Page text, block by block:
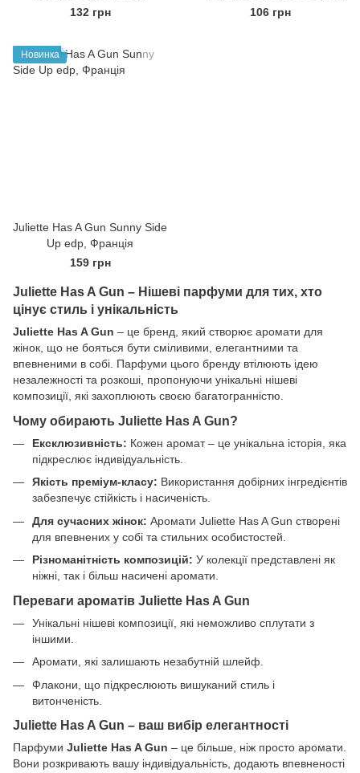
132 грн
Франція
106 грн
Новинка
Juliette Has A Gun Sunny Side
Up edp, Франція
159 грн
Juliette Has A Gun – Нішеві парфуми для тих, хто
цінує стиль і унікальність
Juliette Has A Gun – це бренд, який створює аромати для
жінок, що не бояться бути сміливими, елегантними та
впевненими в собі. Парфуми цього бренду втілюють ідею
незалежності та розкоші, пропонуючи унікальні нішеві
композиції, які захоплюють своєю багатогранністю.
Чому обирають Juliette Has A Gun?
Ексклюзивність: Кожен аромат – це унікальна історія, яка
підкреслює індивідуальність.
Якість преміум-класу: Використання добірних інгредієнтів
забезпечує стійкість і насиченість.
Для сучасних жінок: Аромати Juliette Has A Gun створені
для впевнених у собі та стильних особистостей.
Різноманітність композицій: У колекції представлені як
ніжні, так і більш насичені аромати.
Переваги ароматів Juliette Has A Gun
Унікальні нішеві композиції, які неможливо сплутати з
іншими.
Аромати, які залишають незабутній шлейф.
Флакони, що підкреслюють вишуканий стиль і
витонченість.
Juliette Has A Gun – ваш вибір елегантності
Парфуми Juliette Has A Gun – це більше, ніж просто аромати.
Вони розкривають вашу індивідуальність, додають впевненості